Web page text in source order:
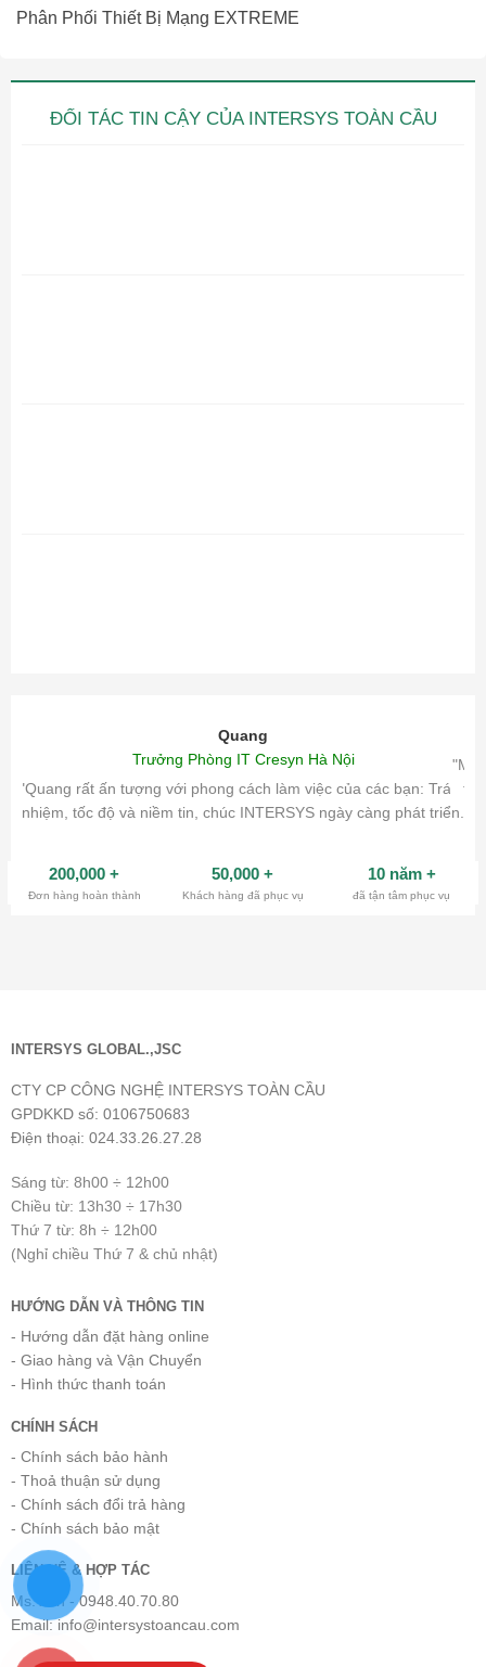
Phân Phối Thiết Bị Mạng EXTREME
ĐỐI TÁC TIN CẬY CỦA INTERSYS TOÀN CẦU
Quang
Trưởng Phòng IT Cresyn Hà Nội
"Quang rất ấn tượng với phong cách làm việc của các bạn: Trách
nhiệm, tốc độ và niềm tin, chúc INTERSYS ngày càng phát triển.
200,000 +
Đơn hàng hoàn thành
50,000 +
Khách hàng đã phục vụ
10 năm +
đã tận tâm phục vụ
INTERSYS GLOBAL.,JSC
CTY CP CÔNG NGHỆ INTERSYS TOÀN CẦU
GPDKKD số: 0106750683
Điện thoại: 024.33.26.27.28
Sáng từ: 8h00 ÷ 12h00
Chiều từ: 13h30 ÷ 17h30
Thứ 7 từ: 8h ÷ 12h00
(Nghỉ chiều Thứ 7 & chủ nhật)
HƯỚNG DẪN VÀ THÔNG TIN
- Hướng dẫn đặt hàng online
- Giao hàng và Vận Chuyển
- Hình thức thanh toán
CHÍNH SÁCH
- Chính sách bảo hành
- Thoả thuận sử dụng
- Chính sách đổi trả hàng
- Chính sách bảo mật
LIÊN HỆ & HỢP TÁC
Ms.Tiến - 0948.40.70.80
Email: info@intersystoancau.com